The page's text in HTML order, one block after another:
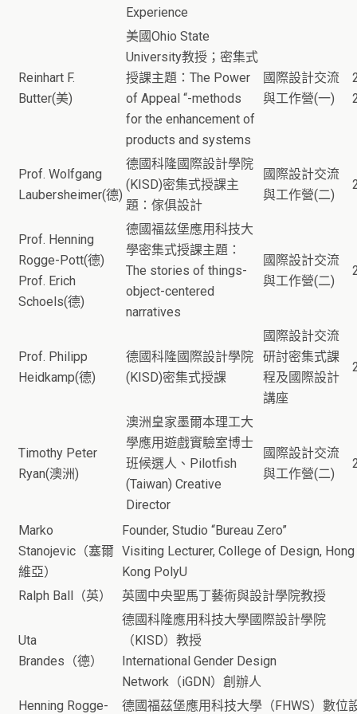
Experience
Reinhart F.
Butter(美)
美國Ohio State
University教授；密集式
授課主題：The Power
of Appeal “-methods
for the enhancement of
products and systems
國際設計交流
與工作營(一)
Prof. Wolfgang
Laubersheimer(德)
德國科隆國際設計學院
(KISD)密集式授課主
題：傢俱設計
國際設計交流
與工作營(二)
Prof. Henning
Rogge-Pott(德)
Prof. Erich
Schoels(德)
德國福茲堡應用科技大
學密集式授課主題：
The stories of things-
object-centered
narratives
國際設計交流
與工作營(二)
Prof. Philipp
Heidkamp(德)
德國科隆國際設計學院
(KISD)密集式授課
國際設計交流
研討密集式課
程及國際設計
講座
Timothy Peter
Ryan(澳洲)
澳洲皇家墨爾本理工大
學應用遊戲實驗室博士
班候選人、Pilotfish
(Taiwan) Creative
Director
國際設計交流
與工作營(二)
Marko
Stanojevic（塞爾
維亞）
Founder, Studio “Bureau Zero”
Visiting Lecturer, College of Design, Hong
Kong PolyU
Ralph Ball（英）
英國中央聖馬丁藝術與設計學院教授
Uta
Brandes（德）
德國科隆應用科技大學國際設計學院
（KISD）教授
International Gender Design
Network（iGDN）創辦人
Henning Rogge-
德國福茲堡應用科技大學（FHWS）數位